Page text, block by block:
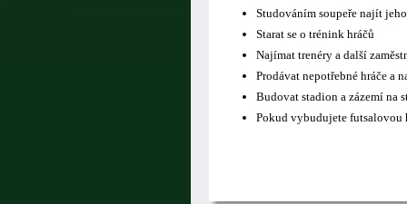
Studováním soupeře najít
Starat se o trénink hráčů
Najímat trenéry a další
Prodávat nepotřebné hráče a
Budovat stadion a zázemí na
Pokud vybudujete futsalovou